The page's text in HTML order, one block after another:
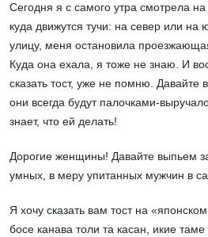
Сегодня я с самого утра смотрела
куда движутся тучи: на север или на
улицу, меня остановила
Куда она ехала, я тоже не знаю. И
сказать тост, уже не помню. Давайте
они всегда будут палочками-
знает, что ей делать!
Дорогие женщины! Давайте выпьем
умных, в меру упитанных мужчин в
Я хочу сказать вам тост на
босе канава толи та касан, икие